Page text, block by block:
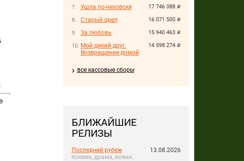
17 746 088 руб.
Ушла по-чеховски
16 071 500 руб.
Старый орел
15 940 463 руб.
За любовь
14 598 274 руб.
Мой дикий друг.
Возвращение домой
все кассовые сборы
БЛИЖАЙШИЕ
РЕЛИЗЫ
Последний рубеж
боевик, драма, военн.
13.08.2026